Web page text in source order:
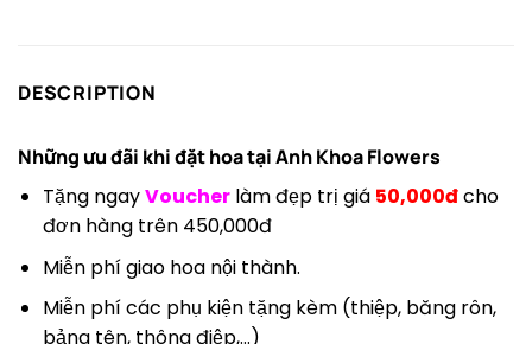
DESCRIPTION
Những ưu đãi khi đặt hoa tạiAnh Khoa Flowers
Tặng ngayVoucher làm đẹp trị giá 50,000đcho
đơn hàng trên 450,000đ
Miễn phí giao hoa nội thành.
Miễn phí các phụ kiện tặng kèm (thiệp, băng rôn,
bảng tên, thông điệp,…)